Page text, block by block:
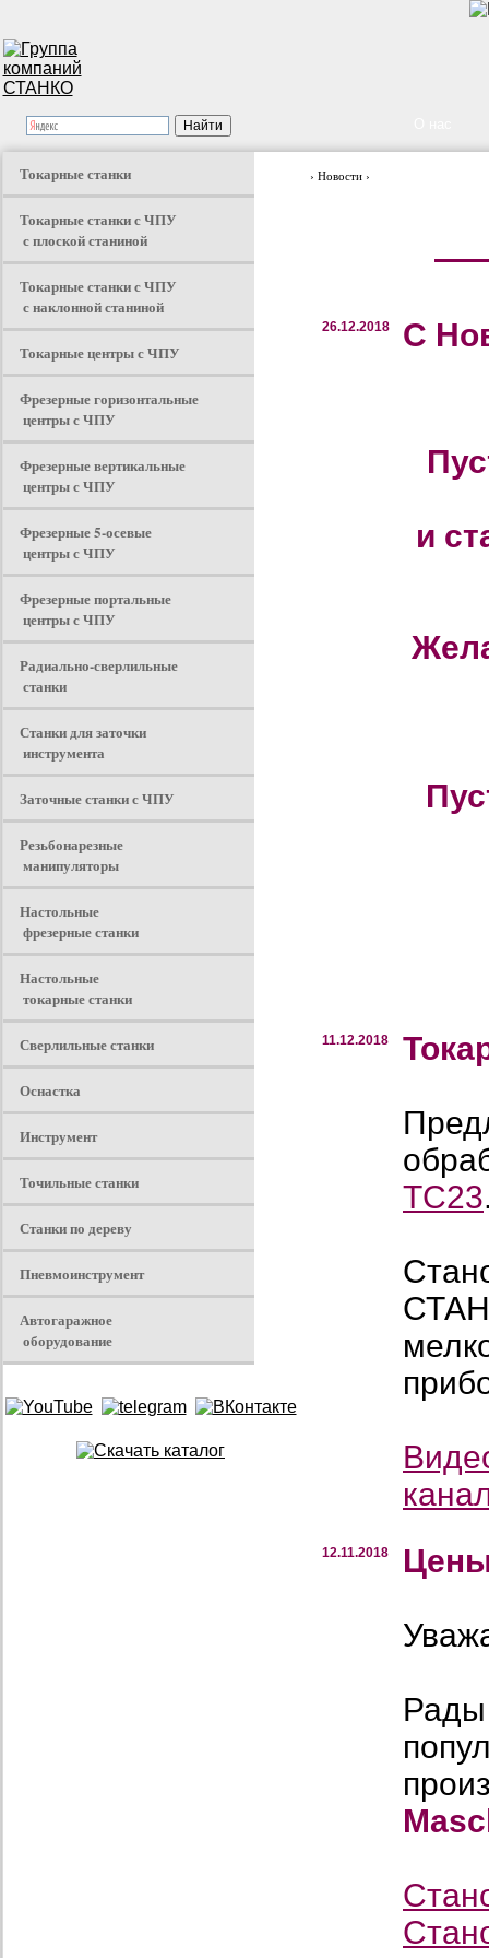
Токарные станки
Токарные станки с ЧПУ
с плоской станиной
Токарные станки с ЧПУ
с наклонной станиной
Токарные центры с ЧПУ
Фрезерные горизонтальные
центры с ЧПУ
Фрезерные вертикальные
центры с ЧПУ
Фрезерные 5-осевые
центры с ЧПУ
Фрезерные портальные
центры с ЧПУ
Радиально-сверлильные
станки
Станки для заточки
инструмента
Заточные станки с ЧПУ
Резьбонарезные
манипуляторы
Настольные
фрезерные станки
Настольные
токарные станки
Сверлильные станки
Оснастка
Инструмент
Точильные станки
Станки по дереву
Пневмоинструмент
Автогаражное
оборудование
› Новости ›
26.12.2018 С
и
11.12.2018
ТС23
12.11.2018
Рады